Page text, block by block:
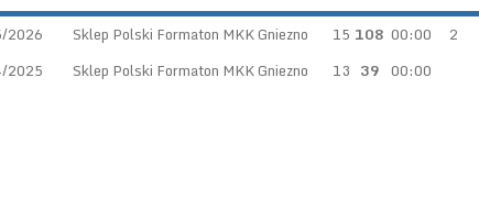
2026 Sklep Polski Formaton MKK Gniezno 15 108 00:00 2
2025
Sklep Polski Formaton MKK Gniezno 13 39 00:00